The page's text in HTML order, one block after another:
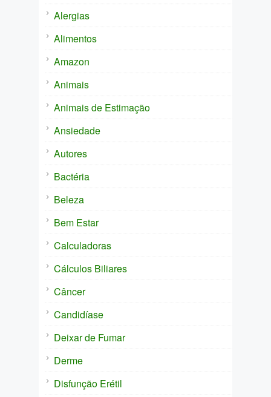
Alergias
Alimentos
Amazon
Animais
Animais de Estimação
Ansiedade
Autores
Bactéria
Beleza
Bem Estar
Calculadoras
Cálculos Biliares
Câncer
Candidíase
Deixar de Fumar
Derme
Disfunção Erétil